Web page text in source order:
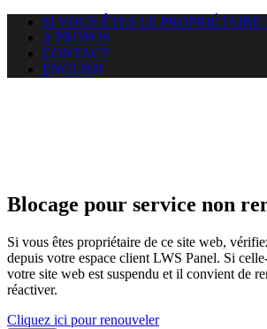
SI VOUS ÊTES LE PROPRIÉTAIRE
A PROPOS
CONTACT
ENGLISH
Blocage pour service non
Si vous êtes propriétaire de ce site web,
depuis votre espace client LWS Panel. Si
votre site web est suspendu et il convient de
réactiver.
Cliquez ici pour renouveler